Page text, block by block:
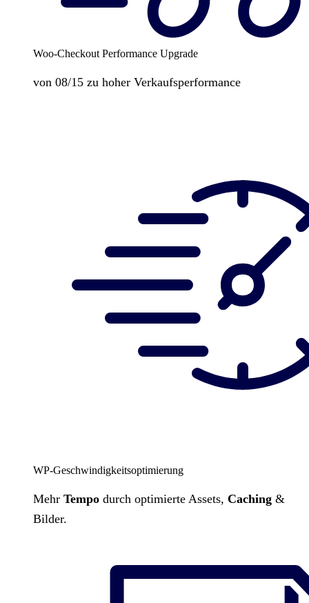
Woo-Checkout Performance Upgrade
von 08/15 zu hoher Verkaufsperformance
WP-Geschwindigkeitsoptimierung
Mehr Tempo durch optimierte Assets, Caching &
Bilder.